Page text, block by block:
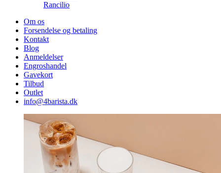
Rancilio
Om os
Forsendelse og betaling
Kontakt
Blog
Anmeldelser
Engroshandel
Gavekort
Tilbud
Outlet
info@4barista.dk